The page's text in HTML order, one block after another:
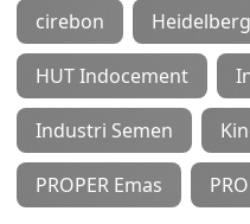
cirebon
HUT Indocement
Industri Semen
PROPER Emas